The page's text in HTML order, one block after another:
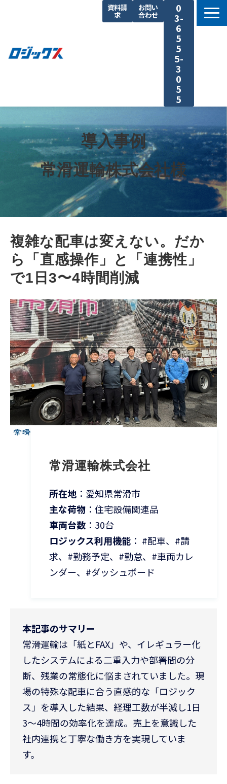
資料請
求
お問い
合わせ
0
3-
6
5
5
5-
3
0
5
5
機能まとめ
料金プラン
導入事例
セミナー
よくあるご質問
導入事例
常滑運輸株式会社様
複雑な配車は変えない。だか
ら「直感操作」と「連携性」
で1日3〜4時間削減
常滑運輸株式会社
所在地：愛知県常滑市
主な荷物：住宅設備関連品
車両台数：30台
ロジックス利用機能： #配車、#請
求、#勤務予定、#勤怠、#車両カレ
ンダー、#ダッシュボード
本記事のサマリー
常滑運輸は「紙とFAX」や、イレギュラー化
したシステムによる二重入力や部署間の分
断、残業の常態化に悩まされていました。現
場の特殊な配車に合う直感的な「ロジック
ス」を導入した結果、経理工数が半減し1日
3〜4時間の効率化を達成。売上を意識した
社内連携と丁寧な働き方を実現していま
す。